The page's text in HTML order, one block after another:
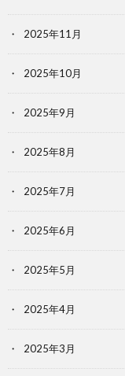
2025年11月
2025年10月
2025年9月
2025年8月
2025年7月
2025年6月
2025年5月
2025年4月
2025年3月